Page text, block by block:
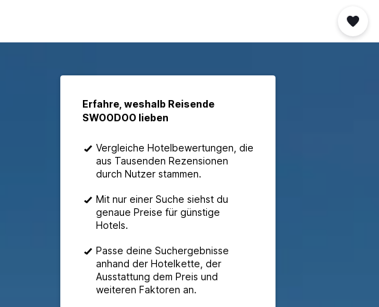
Erfahre, weshalb Reisende
SWOODOO lieben
Vergleiche Hotelbewertungen, die
aus Tausenden Rezensionen
durch Nutzer stammen.
Mit nur einer Suche siehst du
genaue Preise für günstige
Hotels.
Passe deine Suchergebnisse
anhand der Hotelkette, der
Ausstattung dem Preis und
weiteren Faktoren an.